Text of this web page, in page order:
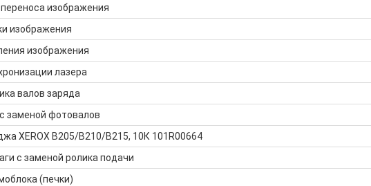
изображения
изображения
изображения
лазера
валов заряда
заменой фотовалов
XEROX B205/B210/B215, 10К 101R00664
с заменой ролика подачи
(печки)